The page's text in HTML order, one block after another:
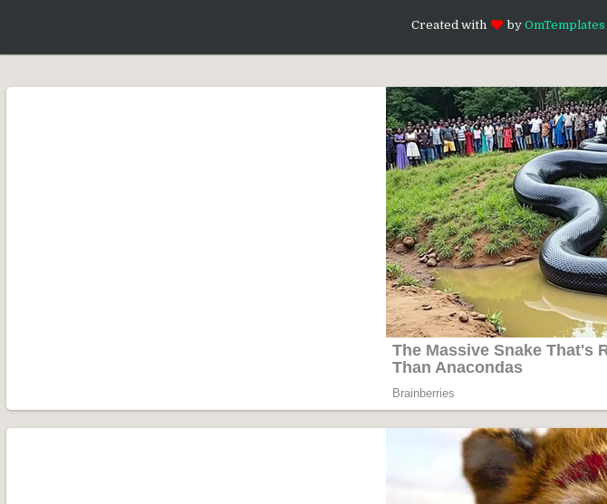
Created with by OmTemplates